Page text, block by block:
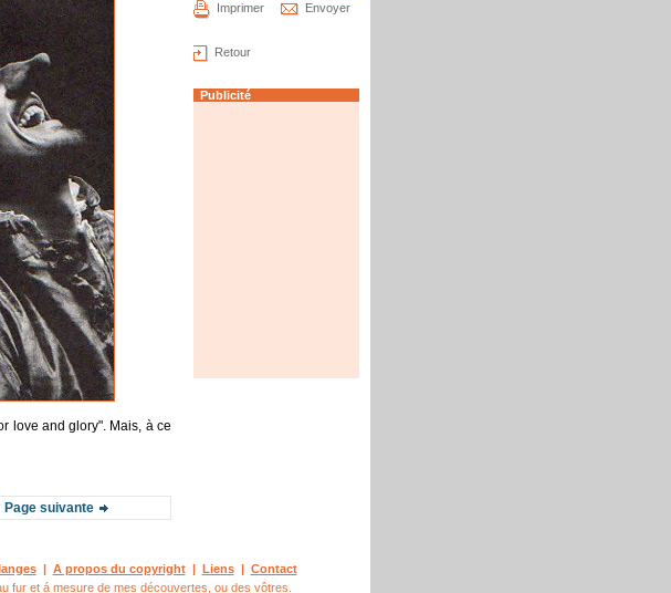
love and glory". Mais, à ce
Page suivante
Imprimer
Envoyer
Retour
Publicité
| A propos du copyright| Liens| Contact
fur et á mesure de mes découvertes, ou des vôtres.